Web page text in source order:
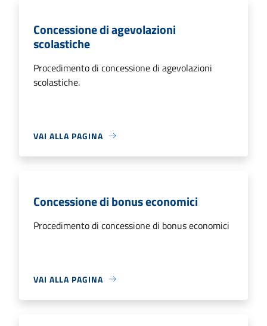
Concessione di agevolazioni
scolastiche
Procedimento di concessione di agevolazioni
scolastiche.
VAI ALLA PAGINA
Concessione di bonus economici
Procedimento di concessione di bonus economici
VAI ALLA PAGINA